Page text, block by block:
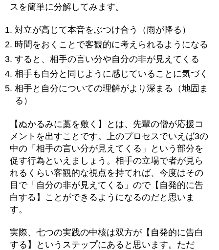
スを簡単に分解してみます。
対立が高じて本音をぶつけ合う（雨が降る）
時間をおくことで客観的に考えられるようになる
すると、相手の言い分や自分の非が見えてくる
相手も自分と同じように感じていることに気づく
相手と自分についての理解がより深まる（地固ま
る）
【ぬかるみに藁を敷く】とは、先輩の僧が応援コ
メントを出すことです。上のプロセスでいえば3の
中の「相手の言い分が見えてくる」という部分を
促す行為といえましょう。相手の立場で者が見ら
れるくらい客観的な視点を持てれば、今度はその
目で「自分の非が見えてくる」ので【自発的に告
白する】ことができるようになるのだと思いま
す。
実際、七つの実践の中核は双方が【自発的に告白
する】というステップにあると思います。ただ